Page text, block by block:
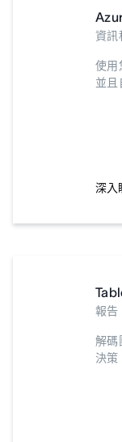
資訊
使用
並且
深入
報告
解碼
決策